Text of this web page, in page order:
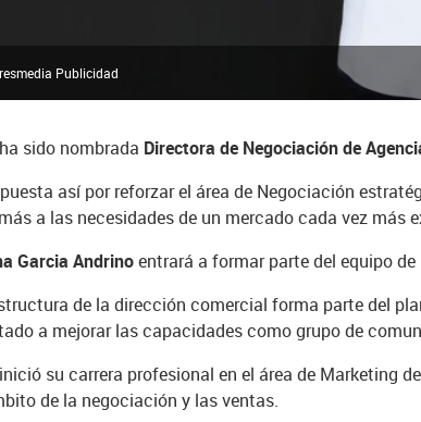
Publicidad
ha sido nombrada Directora de Negociación de
así por reforzar el área de Negociación
a las necesidades de un mercado cada vez más
Garcia Andrinoentrará a formar parte del equipo
de la dirección comercial forma parte del
a mejorar las capacidades como grupo de
inició su carrera profesional en el área de Marketing
de la negociación y las ventas.